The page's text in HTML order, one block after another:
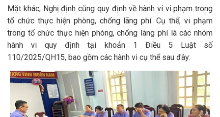
Mặt khác, Nghị định cũng quy định về hành vi vi phạm trong
tổ chức thực hiện phòng, chống lãng phí. Cụ thể, vi phạm
trong tổ chức thực hiện phòng, chống lãng phí là các nhóm
hành vi quy định tại khoản 1 Điều 5 Luật số
110/2025/QH15, bao gồm các hành vi cụ thể sau đây: